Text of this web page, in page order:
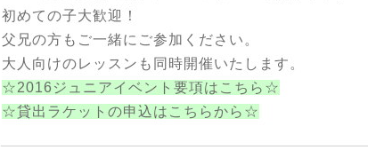
初めての子大歓迎！
父兄の方もご一緒にご参加ください。
大人向けのレッスンも同時開催いたします。
☆2016ジュニアイベント要項はこちら☆
☆貸出ラケットの申込はこちらから☆